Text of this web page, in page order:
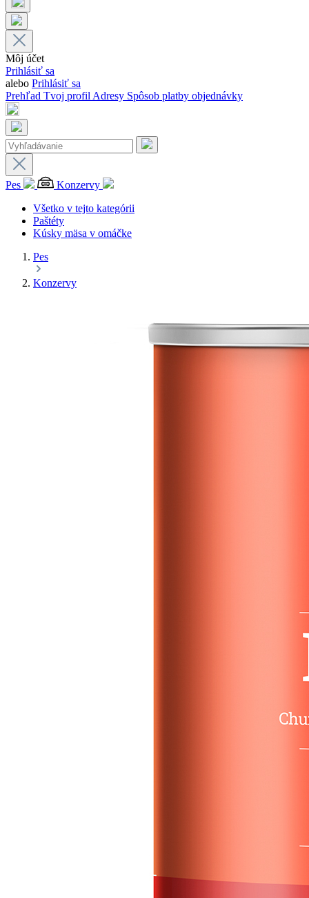
Môj účet
Prihlásiť sa
alebo Prihlásiť sa
Prehľad Tvoj profilAdresy Spôsob platby objednávky
Pes
Konzervy
Všetko v tejto kategórii
Paštéty
Kúsky mäsa v omáčke
Pes
Konzervy